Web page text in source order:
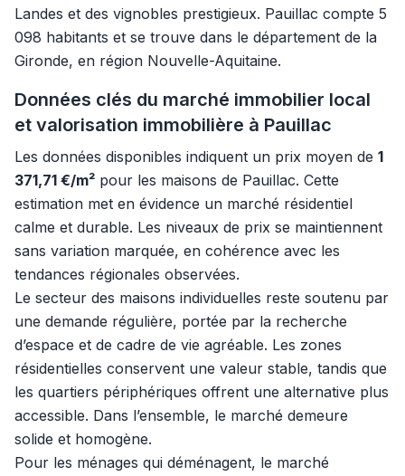
Landes et des vignobles prestigieux. Pauillac compte 5
098 habitants et se trouve dans le département de la
Gironde, en région Nouvelle-Aquitaine.
Données clés du marché immobilier local
et valorisation immobilière à Pauillac
Les données disponibles indiquent un prix moyen de 1
371,71 €/m² pour les maisons de Pauillac. Cette
estimation met en évidence un marché résidentiel
calme et durable. Les niveaux de prix se maintiennent
sans variation marquée, en cohérence avec les
tendances régionales observées.
Le secteur des maisons individuelles reste soutenu par
une demande régulière, portée par la recherche
d’espace et de cadre de vie agréable. Les zones
résidentielles conservent une valeur stable, tandis que
les quartiers périphériques offrent une alternative plus
accessible. Dans l’ensemble, le marché demeure
solide et homogène.
Pour les ménages qui déménagent, le marché